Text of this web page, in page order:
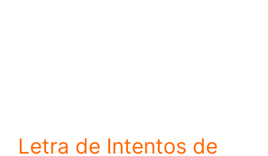
Letra de Intentos de